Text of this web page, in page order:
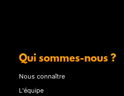
Qui sommes-nous ?
Nous connaître
L'équipe